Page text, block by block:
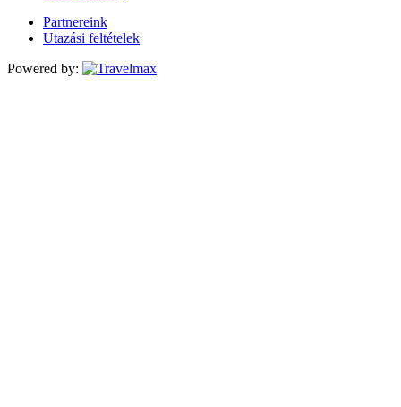
Partnereink
Utazási feltételek
Powered by: